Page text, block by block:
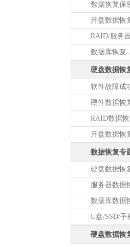
数据恢复保
开盘数据恢
RAID/服务
数据库恢复
硬盘数据恢
软件故障成
硬件数据恢
RAID数据恢
开盘数据恢
数据恢复专
硬盘数据恢
服务器数据
数据库数据
U盘/SSD/手
硬盘数据恢